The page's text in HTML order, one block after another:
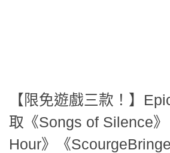
【限免遊戲三款！】
取《Songs of Silence
Hour》《